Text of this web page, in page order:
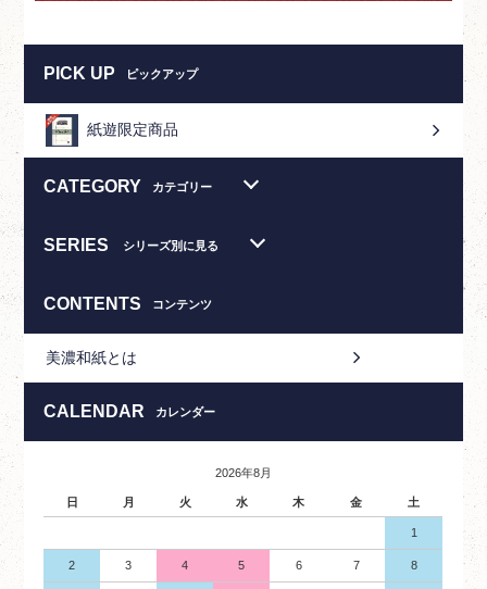
PICK UP ピックアップ
紙遊限定商品
CATEGORY カテゴリー
SERIES シリーズ別に見る
CONTENTS コンテンツ
美濃和紙とは
CALENDAR カレンダー
2026年8月
日 月 火 水 木 金 土
1
2 3 4 5 6 7 8